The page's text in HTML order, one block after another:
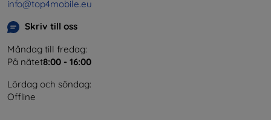
info@top4mobile.eu
Skriv till oss
Måndag till fredag:
På nätet8:00 - 16:00
Lördag och söndag:
Offline